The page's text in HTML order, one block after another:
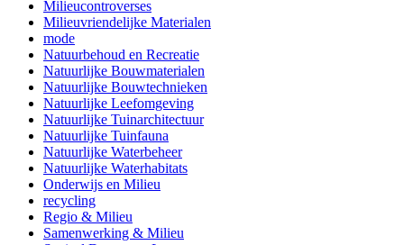
Milieucontroverses
Milieuvriendelijke Materialen
mode
Natuurbehoud en Recreatie
Natuurlijke Bouwmaterialen
Natuurlijke Bouwtechnieken
Natuurlijke Leefomgeving
Natuurlijke Tuinarchitectuur
Natuurlijke Tuinfauna
Natuurlijke Waterbeheer
Natuurlijke Waterhabitats
Onderwijs en Milieu
recycling
Regio & Milieu
Samenwerking & Milieu